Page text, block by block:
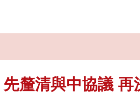
釐清與中協議 再